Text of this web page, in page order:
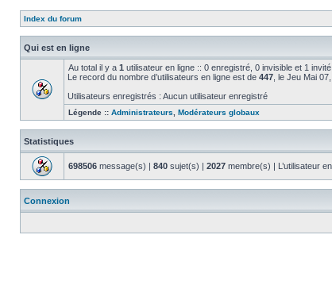
Index du forum
Qui est en ligne
Au total il y a 1 utilisateur en ligne :: 0 enregistré, 0 invisible et 1
Le record du nombre d’utilisateurs en ligne est de 447 , le Jeu Mai
Utilisateurs enregistrés : Aucun utilisateur enregistré
Légende :: Administrateurs Modérateurs globaux
Statistiques
698506 message(s) | 840 sujet(s) | 2027 membre(s) | L’utilisateur
Connexion